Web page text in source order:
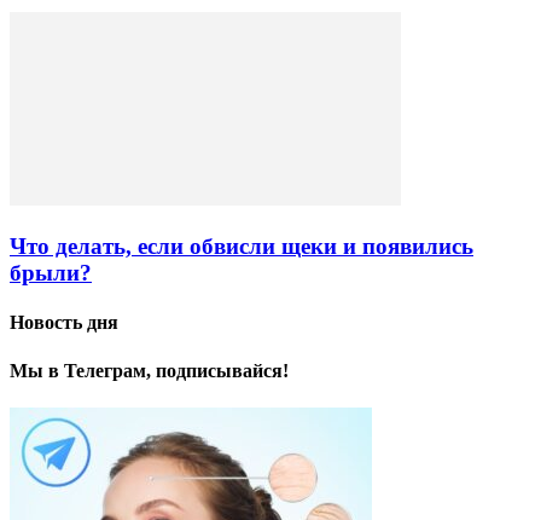
Что делать, если обвисли щеки и появились
брыли?
Новость дня
Мы в Телеграм, подписывайся!